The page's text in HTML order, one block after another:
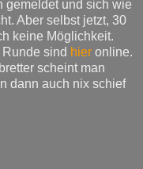
gemeldet und sich wie
Aber selbst jetzt, 30
keine Möglichkeit.
sind hier online.
scheint man
dann auch nix schief